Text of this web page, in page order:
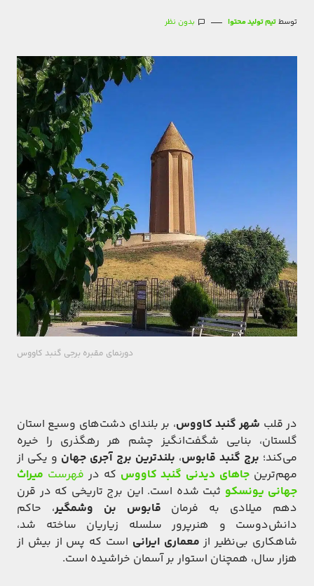
توسطتیم تولید محتوا بدون نظر
دورنمای مقبره برجی گنبد کاووس
در قلب شهر گنبد کاووس، بر بلندای دشت‌های وسیع استان
گلستان، بنایی شگفت‌انگیز چشم هر رهگذری را خیره
می‌کند؛ برج گنبد قابوس، بلندترین برج آجری جهان و یکی از
مهم‌ترین جاهای دیدنی گنبد کاووس که در فهرست میراث
جهانی یونسکو ثبت شده است. این برج تاریخی که در قرن
دهم میلادی به فرمان قابوس بن وشمگیر، حاکم
دانش‌دوست و هنرپرور سلسله زیاریان ساخته شد،
شاهکاری بی‌نظیر از معماری ایرانی است که پس از بیش از
هزار سال، همچنان استوار بر آسمان خراشیده است.